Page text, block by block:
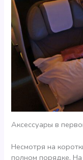
Аксессуары в
Несмотря на
полном порядке.